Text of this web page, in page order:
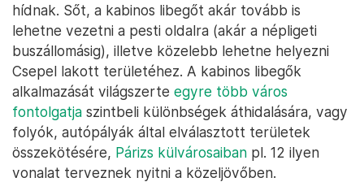
hídnak. Sőt, a kabinos libegőt akár tovább is
lehetne vezetni a pesti oldalra (akár a népligeti
buszállomásig), illetve közelebb lehetne helyezni
Csepel lakott területéhez. A kabinos libegők
alkalmazását világszerte egyre több város
fontolgatja szintbeli különbségek áthidalására, vagy
folyók, autópályák által elválasztott területek
összekötésére, Párizs külvárosaiban pl. 12 ilyen
vonalat terveznek nyitni a közeljövőben.